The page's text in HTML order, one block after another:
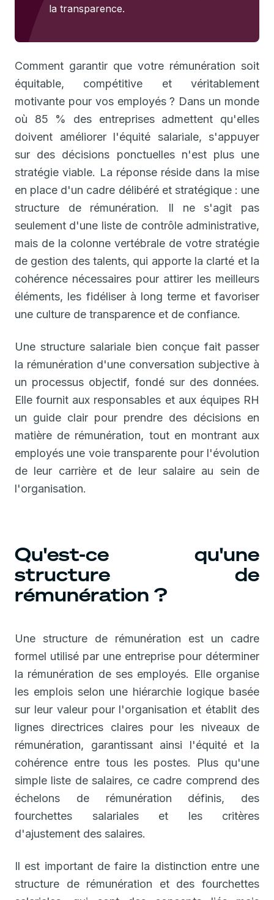
la transparence.
Comment garantir que votre rémunération soit
équitable, compétitive et véritablement
motivante pour vos employés ? Dans un monde
où 85 % des entreprises admettent qu'elles
doivent améliorer l'équité salariale, s'appuyer
sur des décisions ponctuelles n'est plus une
stratégie viable. La réponse réside dans la mise
en place d'un cadre délibéré et stratégique : une
structure de rémunération. Il ne s'agit pas
seulement d'une liste de contrôle administrative,
mais de la colonne vertébrale de votre stratégie
de gestion des talents, qui apporte la clarté et la
cohérence nécessaires pour attirer les meilleurs
éléments, les fidéliser à long terme et favoriser
une culture de transparence et de confiance.
Une structure salariale bien conçue fait passer
la rémunération d'une conversation subjective à
un processus objectif, fondé sur des données.
Elle fournit aux responsables et aux équipes RH
un guide clair pour prendre des décisions en
matière de rémunération, tout en montrant aux
employés une voie transparente pour l'évolution
de leur carrière et de leur salaire au sein de
l'organisation.
Qu'est-ce qu'une
structure de
rémunération ?
Une structure de rémunération est un cadre
formel utilisé par une entreprise pour déterminer
la rémunération de ses employés. Elle organise
les emplois selon une hiérarchie logique basée
sur leur valeur pour l'organisation et établit des
lignes directrices claires pour les niveaux de
rémunération, garantissant ainsi l'équité et la
cohérence entre tous les postes. Plus qu'une
simple liste de salaires, ce cadre comprend des
échelons de rémunération définis, des
fourchettes salariales et les critères
d'ajustement des salaires.
Il est important de faire la distinction entre une
structure de rémunération et des fourchettes